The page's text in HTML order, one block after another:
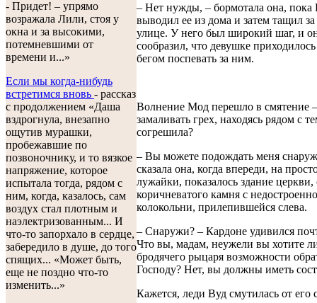
- Придет! – упрямо
возражала Лили, стоя у
окна и за высокими,
потемневшими от
времени и...»
Если мы когда-нибудь
встретимся вновь - рассказ
с продолжением «Даша
вздрогнула, внезапно
ощутив мурашки,
пробежавшие по
позвоночнику, и то вязкое
напряжение, которое
испытала тогда, рядом с
ним, когда, казалось, сам
воздух стал плотным и
наэлектризованным... И
что-то запорхало в сердце,
забередило в душе, до того
спящих... «Может быть,
еще не поздно что-то
изменить...»
– Нет нужды, – бормотала она, пока
выводил ее из дома и затем тащил
улице. У него был широкий шаг, и
сообразил, что девушке
бегом поспевать за ним.
Волнение Мод перешло в смятение
замаливать грех, находясь рядом с
согрешила?
– Вы можете подождать меня
сказала она, когда впереди, на
лужайки, показалось здание
коричневатого камня с
колокольни, прилепившейся слева.
– Снаружи? – Кардоне удивился
Что вы, мадам, неужели вы хотите
бродячего рыцаря возможности
Господу? Нет, вы должны иметь
Кажется, леди Вуд смутилась от его